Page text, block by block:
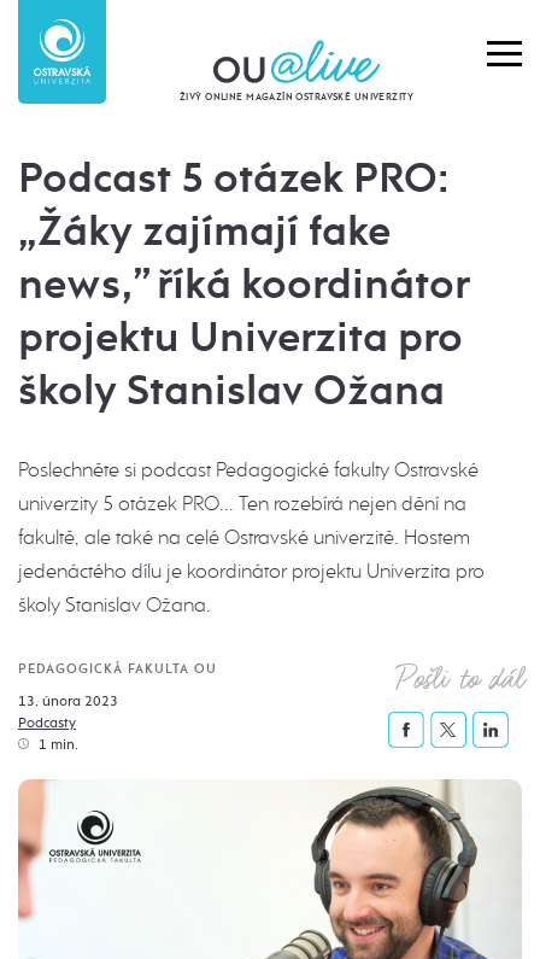
ŽIVÝ ONLINE MAGAZÍN OSTRAVSKÉ UNIVERZITY
Podcast 5 otázek PRO:
„Žáky zajímají fake
news,” říká koordinátor
projektu Univerzita pro
školy Stanislav Ožana
Poslechněte si podcast Pedagogické fakulty Ostravské
univerzity 5 otázek PRO... Ten rozebírá nejen dění na
fakultě, ale také na celé Ostravské univerzitě. Hostem
jedenáctého dílu je koordinátor projektu Univerzita pro
školy Stanislav Ožana.
PEDAGOGICKÁ FAKULTA OU
13. února 2023
Podcasty
1 min.
Pošli to dál